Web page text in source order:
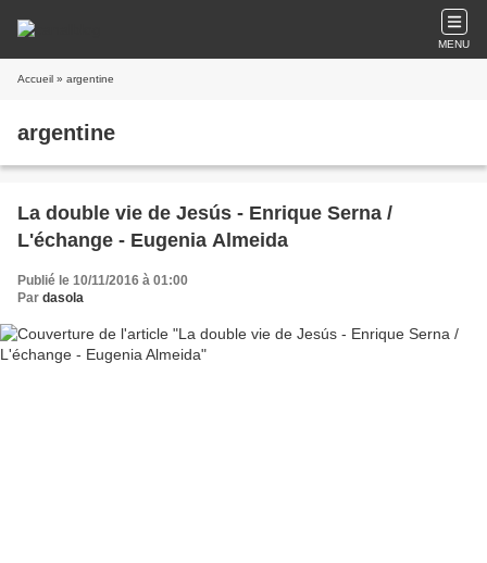
MENU
Accueil » argentine
argentine
La double vie de Jesús - Enrique Serna /
L'échange - Eugenia Almeida
Publié le 10/11/2016 à 01:00
Par dasola